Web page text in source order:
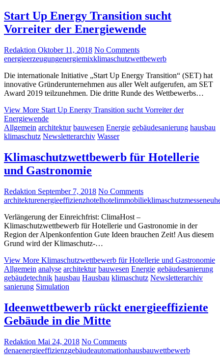
Start Up Energy Transition sucht
Vorreiter der Energiewende
Redaktion Oktober 11, 2018 No Comments
energieerzeugungenergiemixklimaschutzwettbewerb
Die internationale Initiative „Start Up Energy Transition“ (SET) hat
innovative Gründerunternehmen aus aller Welt aufgerufen, am SET
Award 2019 teilzunehmen. Die dritte Runde des Wettbewerbs…
View More Start Up Energy Transition sucht Vorreiter der
Energiewende
Allgemein architektur bauwesen Energie gebäudesanierung hausbau
klimaschutz Newsletterarchiv Wasser
Klimaschutzwettbewerb für Hotellerie
und Gastronomie
Redaktion September 7, 2018 No Comments
architekturenergieeffizienzhotelhotelimmobilieklimaschutz
Verlängerung der Einreichfrist: ClimaHost –
Klimaschutzwettbewerb für Hotellerie und Gastronomie in der
Region der Alpenkonfention Gute Ideen brauchen Zeit! Aus diesem
Grund wird der Klimaschutz-…
View More Klimaschutzwettbewerb für Hotellerie und Gastronomie
Allgemein analyse architektur bauwesen Energie gebäudesanierung
gebäudetechnik hausbau Hausbau klimaschutz Newsletterarchiv
sanierung Simulation
Ideenwettbewerb rückt energieeffiziente
Gebäude in die Mitte
Redaktion Mai 24, 2018 No Comments
denaenergieeffizienzgebäudeautomationhausbauwettbewerb